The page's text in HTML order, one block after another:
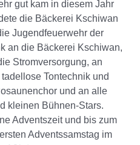
gut kam in diesem Jahr
die Bäckerei Kschiwan
Jugendfeuerwehr der
an die Bäckerei Kschiwan,
Stromversorgung, an
Tontechnik und
und an alle
kleinen Bühnen-Stars.
Adventszeit und bis zum
Adventssamstag im